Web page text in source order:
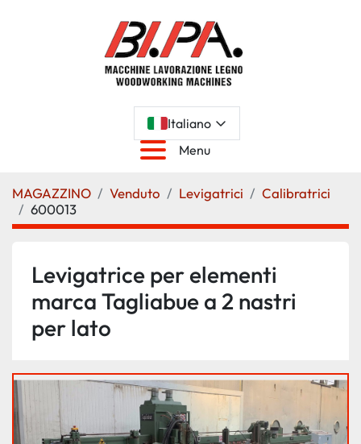
Italiano
Menu
MAGAZZINO Venduto Levigatrici
Calibratrici
600013
Levigatrice per elementi
marca Tagliabue a 2 nastri
per lato